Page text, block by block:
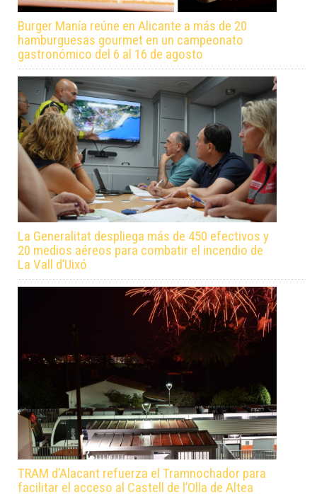
Burger Manía reúne en Alicante a más de 20
hamburguesas gourmet en un campeonato
gastronómico del 6 al 16 de agosto
La Generalitat despliega más de 450 efectivos y
20 medios aéreos para combatir el incendio de
La Vall d’Uixó
TRAM d’Alacant refuerza el Tramnochador para
facilitar el acceso al Castell de l’Olla de Altea